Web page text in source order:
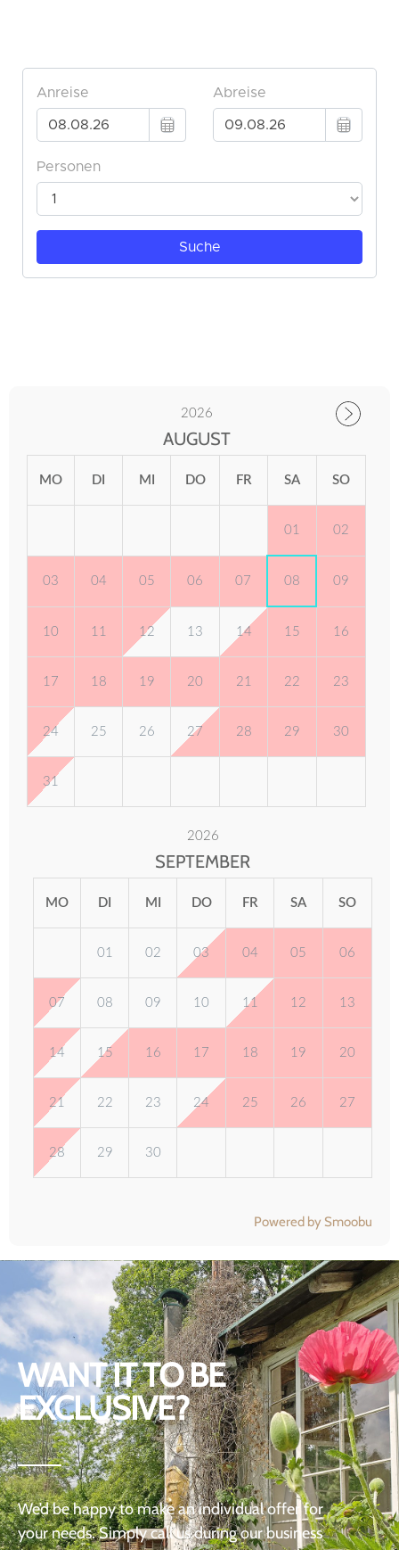
2026
AUGUST
MO DI MI DO FR SA SO
01 02
03 04 05 06 07 08 09
10 11 12 13 14 15 16
17 18 19 20 21 22 23
24 25 26 27 28 29 30
31
2026
SEPTEMBER
MO DI MI DO FR SA SO
01 02 03 04 05 06
07 08 09 10 11 12 13
14 15 16 17 18 19 20
21 22 23 24 25 26 27
28 29 30
Powered by Smoobu
WANT IT TO BE
EXCLUSIVE?
We’d be happy to make an individual offer for
your needs. Simply call us during our business